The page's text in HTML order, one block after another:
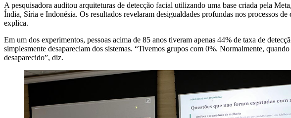
A pesquisadora auditou arquiteturas de detecção facial utilizando uma base criada pela
Índia, Síria e Indonésia. Os resultados revelaram desigualdades profundas nos processos
explica.
Em um dos experimentos, pessoas acima de 85 anos tiveram apenas 44% de taxa de
simplesmente desapareciam dos sistemas. “Tivemos grupos com 0%. Normalmente,
desaparecido”, diz.